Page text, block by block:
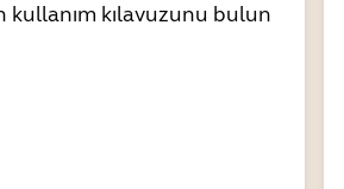
kılavuzunu bulun